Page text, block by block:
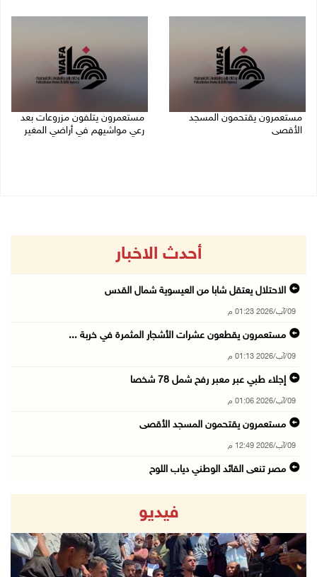
مستعمرون يقتحمون المسجد
الأقصى
مستعمرون يتلفون مزروعات بعد
رعي مواشيهم في أراضي المغير
أحدث الاخبار
الاحتلال يعتقل شابا من العيسوية شمال القدس
09/آب/2026 01:23 م
مستعمرون يقطعون عشرات الأشجار المثمرة في خربة ...
09/آب/2026 01:13 م
إجلاء طبي عبر معبر رفح شمل 78 شخصا
09/آب/2026 01:06 م
مستعمرون يقتحمون المسجد الأقصى
09/آب/2026 12:49 م
مصر تنعى القائد الوطني دياب اللوح
جهاد يرسم على الخيمة مشاهد الحرب في غزة
09/آب/2026 12:17 م
حالات الإجهاض في غزة تتضاعف ثلاث مرات
فيديو